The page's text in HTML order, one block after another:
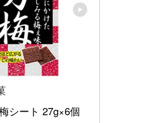
シート 27g×6個